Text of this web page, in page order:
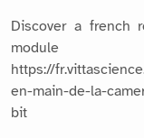
Discover a french
https://
en-main-de-la-
bit